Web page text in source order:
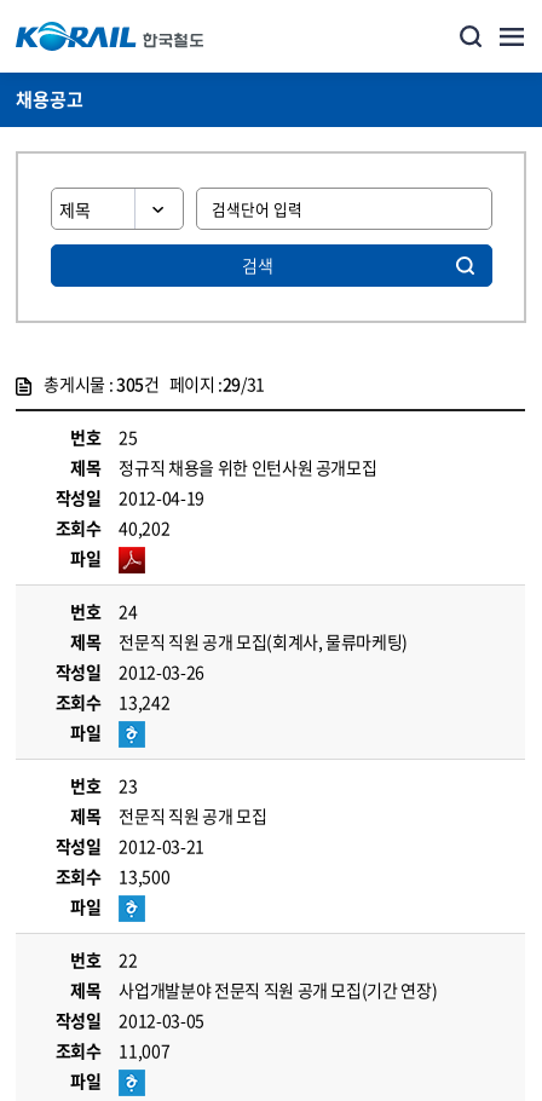
채용공고
검색
총게시물 :305건 페이지 :29/31
번호
25
제목
정규직 채용을 위한 인턴사원 공개모집
작성일
2012-04-19
조회수
40,202
파일
번호
24
제목
전문직 직원 공개 모집(회계사, 물류마케팅)
작성일
2012-03-26
조회수
13,242
파일
번호
23
제목
전문직 직원 공개 모집
작성일
2012-03-21
조회수
13,500
파일
번호
22
제목
사업개발분야 전문직 직원 공개 모집(기간 연장)
작성일
2012-03-05
조회수
11,007
파일